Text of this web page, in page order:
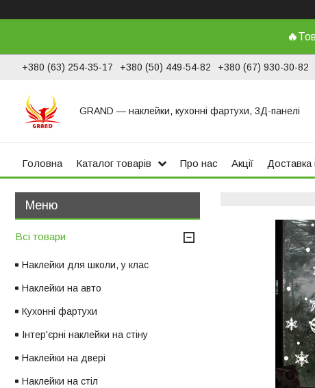
🔥
+380 (63) 254-35-17 +380 (50) 449-54-82 +380 (67) 930-30-82
GRAND ― наклейки, кухонні фартухи, 3Д-панелі
Головна Каталог товарів Про нас Акції Доставка
Всі товари
Наклейки для школи, у клас
Наклейки на авто
Кухонні фартухи
Інтер'єрні наклейки на стіну
Наклейки на двері
Наклейки на стіл